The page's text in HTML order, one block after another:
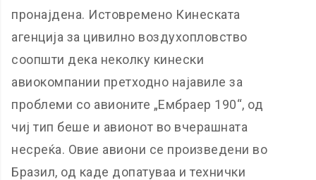
пронајдена. Истовремено Кинеската
агенција за цивилно воздухопловство
соопшти дека неколку кинески
авиокомпании претходно најавиле за
проблеми со авионите „Ембраер 190“, од
чиј тип беше и авионот во вчерашната
несреќа. Овие авиони се произведени во
Бразил, од каде допатуваа и технички